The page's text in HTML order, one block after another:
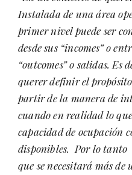
Instalada de una área
primer nivel puede ser
desde sus “incomes” o
“outcomes” o salidas. Es
querer definir el
partir de la manera de
cuando en realidad lo
capacidad de ocupación
disponibles. Por lo tanto
que se necesitará más